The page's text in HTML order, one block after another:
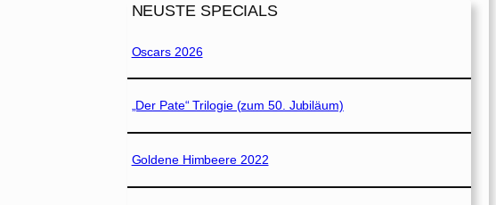
NEUSTE SPECIALS
Oscars 2026
„Der Pate“ Trilogie (zum 50. Jubiläum)
Goldene Himbeere 2022